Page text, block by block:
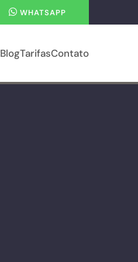
WHATSAPP
BlogTarifasContato